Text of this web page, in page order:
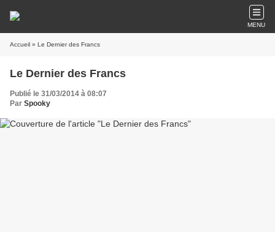
MENU
Accueil » Le Dernier des Francs
Le Dernier des Francs
Publié le 31/03/2014 à 08:07
Par Spooky